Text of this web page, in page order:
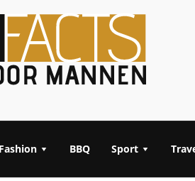
Fashion BBQ Sport